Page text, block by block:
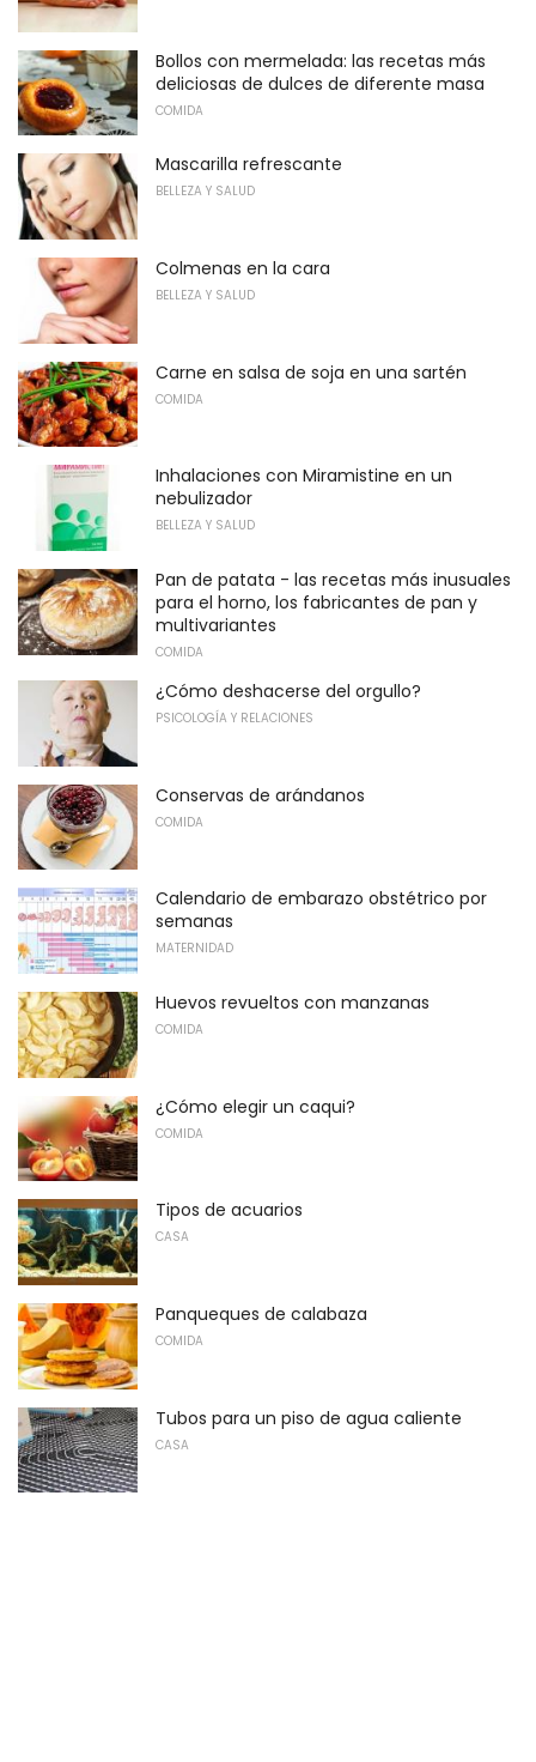
Bollos con mermelada: las recetas más
deliciosas de dulces de diferente masa
COMIDA
Mascarilla refrescante
BELLEZA Y SALUD
Colmenas en la cara
BELLEZA Y SALUD
Carne en salsa de soja en una sartén
COMIDA
Inhalaciones con Miramistine en un
nebulizador
BELLEZA Y SALUD
Pan de patata - las recetas más inusuales
para el horno, los fabricantes de pan y
multivariantes
COMIDA
¿Cómo deshacerse del orgullo?
PSICOLOGÍA Y RELACIONES
Conservas de arándanos
COMIDA
Calendario de embarazo obstétrico por
semanas
MATERNIDAD
Huevos revueltos con manzanas
COMIDA
¿Cómo elegir un caqui?
COMIDA
Tipos de acuarios
CASA
Panqueques de calabaza
COMIDA
Tubos para un piso de agua caliente
CASA